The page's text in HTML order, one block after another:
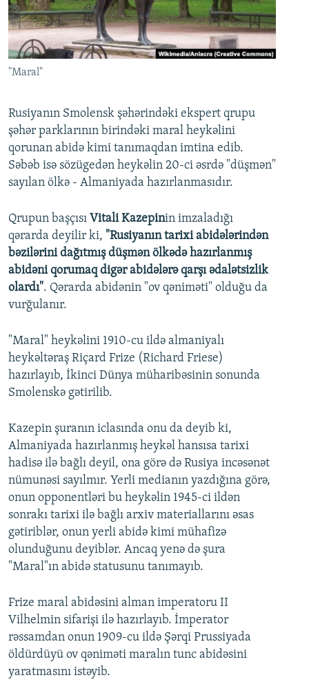
İNFOQRAFIKA
KARIKATURA
AZƏRBAYCAN ƏDƏBIYYATI KITABXANASI
İSLAM VƏ DEMOKRATIYA
MISSIYAMIZ
PEŞƏ ETIKASI VƏ JURNALISTIKA STANDARTLARIMIZ
BIZIMLƏ ƏLAQƏ
XƏBƏR BÜLLETENLƏRIMIZ
BIZI IZLƏ
"Maral"
Rusiyanın Smolensk şəhərindəki ekspert qrupu
şəhər parklarının birindəki maral heykəlini
qorunan abidə kimi tanımaqdan imtina edib.
Səbəb isə sözügedən heykəlin 20-ci əsrdə "düşmən"
sayılan ölkə - Almaniyada hazırlanmasıdır.
Qrupun başçısı Vitali Kazepinin imzaladığı
qərarda deyilir ki, "Rusiyanın tarixi abidələrindən
bəzilərini dağıtmış düşmən ölkədə hazırlanmış
abidəni qorumaq digər abidələrə qarşı ədalətsizlik
olardı". Qərarda abidənin "ov qəniməti" olduğu da
vurğulanır.
"Maral" heykəlini 1910-cu ildə almaniyalı
heykəltəraş Riçard Frize (Richard Friese)
hazırlayıb, İkinci Dünya müharibəsinin sonunda
Smolenskə gətirilib.
Kazepin şuranın iclasında onu da deyib ki,
Almaniyada hazırlanmış heykəl hansısa tarixi
hadisə ilə bağlı deyil, ona görə də Rusiya incəsənət
nümunəsi sayılmır. Yerli medianın yazdığına görə,
onun opponentləri bu heykəlin 1945-ci ildən
sonrakı tarixi ilə bağlı arxiv materiallarını əsas
gətiriblər, onun yerli abidə kimi mühafizə
olunduğunu deyiblər. Ancaq yenə də şura
"Maral"ın abidə statusunu tanımayıb.
Frize maral abidəsini alman imperatoru II
Vilhelmin sifarişi ilə hazırlayıb. İmperator
rəssamdan onun 1909-cu ildə Şərqi Prussiyada
öldürdüyü ov qəniməti maralın tunc abidəsini
yaratmasını istəyib.